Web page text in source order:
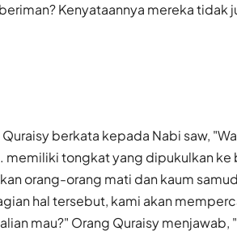
Kenyataannya mereka tidak
berkata kepada Nabi saw,
memiliki tongkat yang dipukulkan ke
orang-orang mati dan kaum
hal tersebut, kami akan
mau?" Orang Quraisy menjawab,